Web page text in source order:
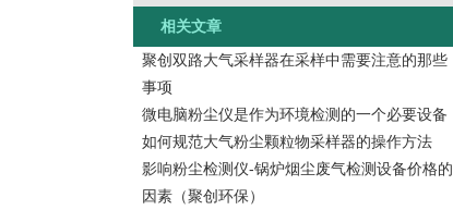
相关文章
聚创双路大气采样器在采样中需要注意的那些
事项
微电脑粉尘仪是作为环境检测的一个必要设备
如何规范大气粉尘颗粒物采样器的操作方法
影响粉尘检测仪-锅炉烟尘废气检测设备价格的
因素（聚创环保）